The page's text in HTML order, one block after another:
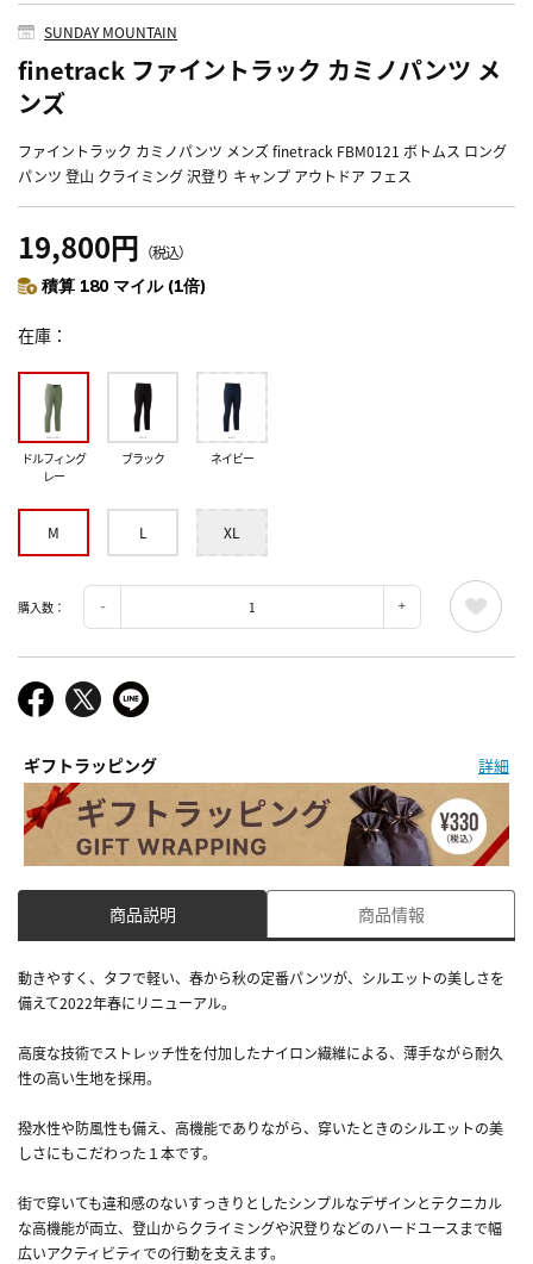
SUNDAY MOUNTAIN
finetrack ファイントラック カミノパンツ メ
ンズ
ファイントラック カミノパンツ メンズ finetrack FBM0121 ボトムス ロング
パンツ 登山 クライミング 沢登り キャンプ アウトドア フェス
19,800円 （税込）
積算 180 マイル (1倍)
在庫
ドルフィング
レー
ブラック ネイビー
M L XL
購入数：
ギフトラッピング 詳細
商品説明 商品情報
動きやすく、タフで軽い、春から秋の定番パンツが、シルエットの美しさを
備えて2022年春にリニューアル。
高度な技術でストレッチ性を付加したナイロン繊維による、薄手ながら耐久
性の高い生地を採用。
撥水性や防風性も備え、高機能でありながら、穿いたときのシルエットの美
しさにもこだわった１本です。
街で穿いても違和感のないすっきりとしたシンプルなデザインとテクニカル
な高機能が両立、登山からクライミングや沢登りなどのハードユースまで幅
広いアクティビティでの行動を支えます。